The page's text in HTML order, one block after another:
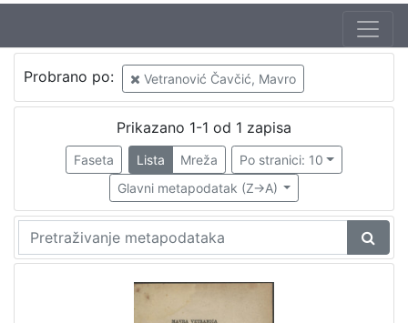
Probrano po: Vetranović Čavčić, Mavro
Prikazano 1-1 od 1 zapisa
Faseta Lista Mreža
Po stranici: 10
Glavni metapodatak (Z->A)